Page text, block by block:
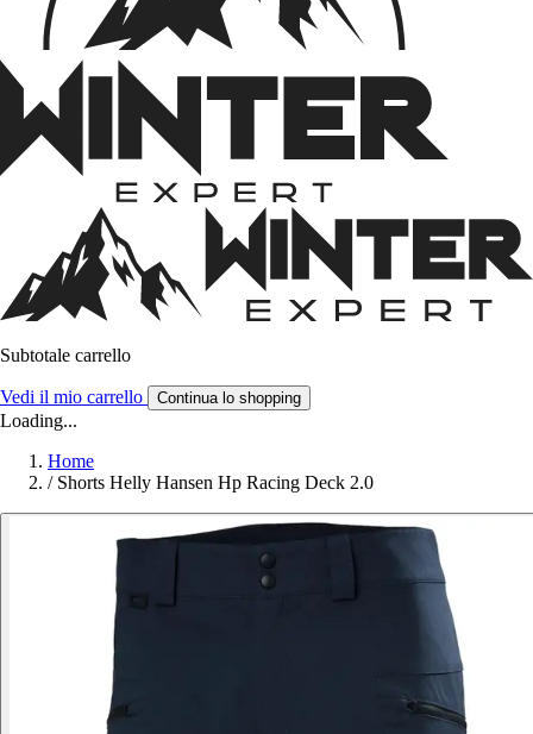
Subtotale carrello
Vedi il mio carrello Continua lo shopping
Loading...
Home
/ Shorts Helly Hansen Hp Racing Deck 2.0